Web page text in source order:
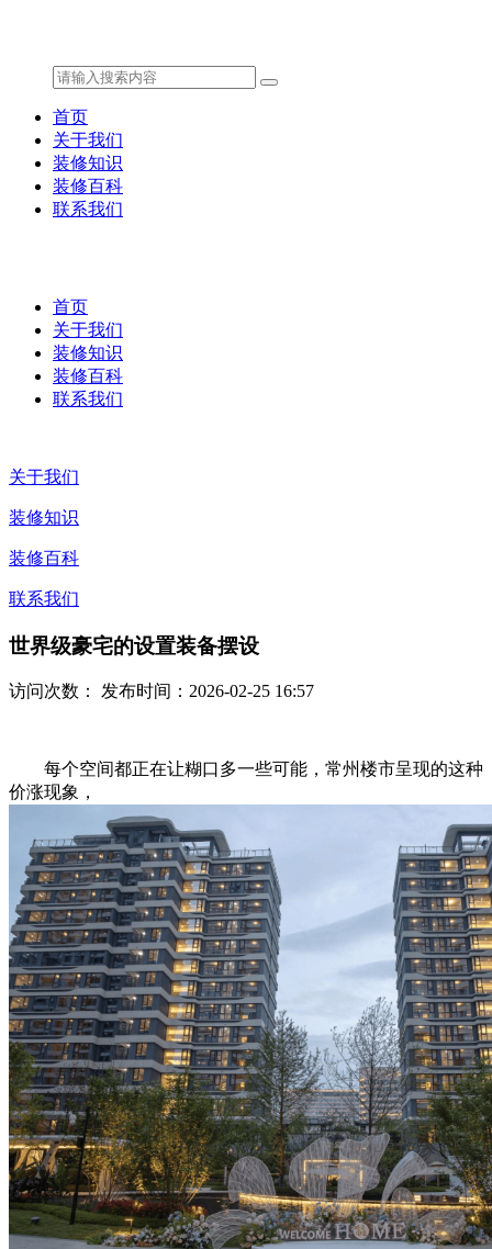
首页
关于我们
装修知识
装修百科
联系我们
首页
关于我们
装修知识
装修百科
联系我们
关于我们
装修知识
装修百科
联系我们
世界级豪宅的设置装备摆设
访问次数： 发布时间：2026-02-25 16:57
每个空间都正在让糊口多一些可能，常州楼市呈现的这种
价涨现象，